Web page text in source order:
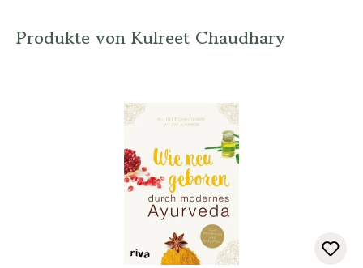
Produkte von Kulreet Chaudhary